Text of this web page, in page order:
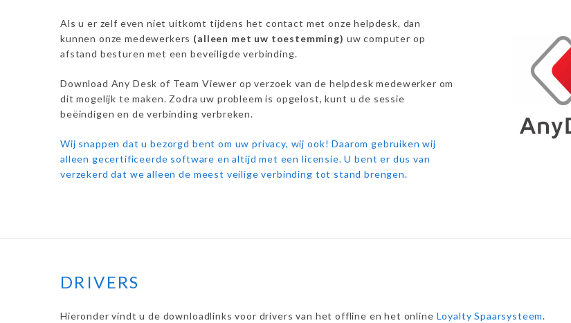
Als u er zelf even niet uitkomt tijdens het contact met onze helpdesk, dan
kunnen onze medewerkers (alleen met uw toestemming) uw computer op
afstand besturen met een beveiligde verbinding.
Download Any Desk of Team Viewer op verzoek van de helpdesk medewerker om
dit mogelijk te maken. Zodra uw probleem is opgelost, kunt u de sessie
beëindigen en de verbinding verbreken.
Wij snappen dat u bezorgd bent om uw privacy, wij ook! Daarom gebruiken wij
alleen gecertificeerde software en altijd met een licensie. U bent er dus van
verzekerd dat we alleen de meest veilige verbinding tot stand brengen.
DRIVERS
Hieronder vindt u de downloadlinks voor drivers van het offline en het online Loyalty Spaarsysteem.